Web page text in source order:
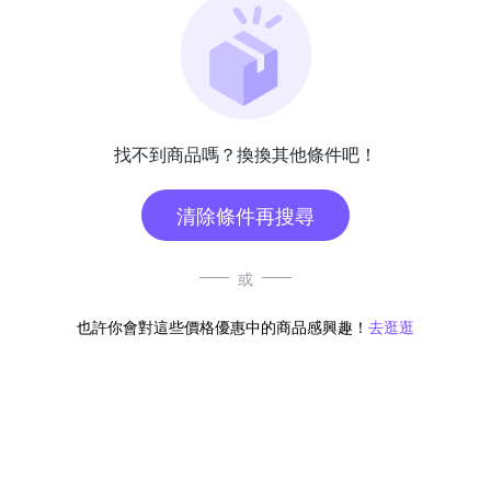
找不到商品嗎？換換其他條件吧！
清除條件再搜尋
或
也許你會對這些價格優惠中的商品感興趣！ 去逛逛